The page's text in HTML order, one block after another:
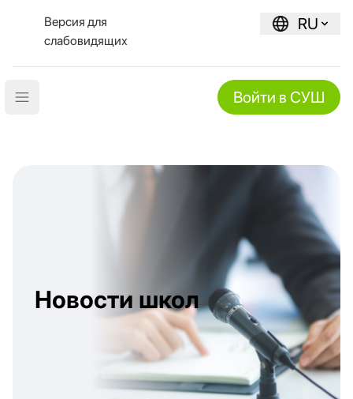
Версия для
слабовидящих
RU
Open main menu Войти в СУШ
Новости школ